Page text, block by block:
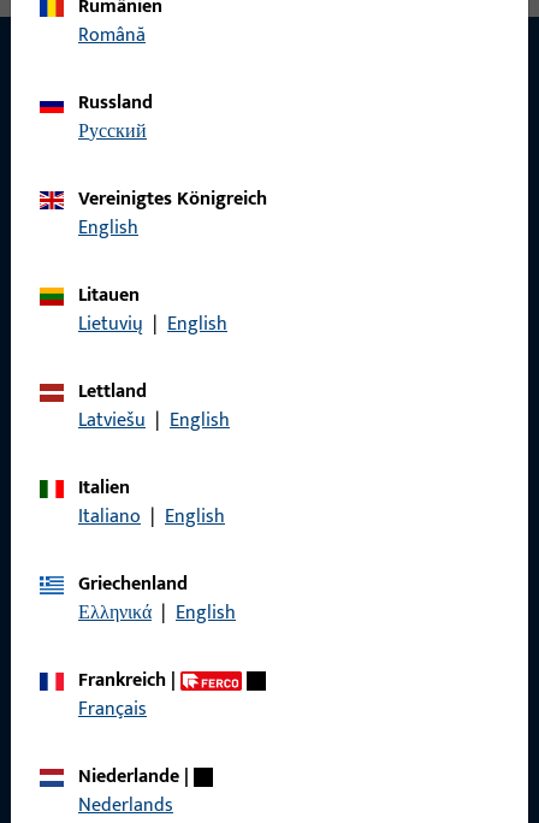
KONTAKT
Haben Sie Fragen oder wünschen Sie persönliche Beratung?
zuverlässig.
Rufen Sie uns an
Rumänien
Română
Russland
русский
Vereinigtes Königreich
English
Litauen
Lietuvių | English
Lettland
Latviešu | English
Italien
Italiano | English
Griechenland
Ελληνικά | English
Frankreich|
Français
Niederlande|
Nederlands
Datenschutz